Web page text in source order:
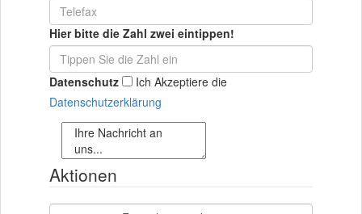
Hier bitte die Zahl zwei eintippen!
Datenschutz
Ich Akzeptiere die
Datenschutzerklärung
Aktionen